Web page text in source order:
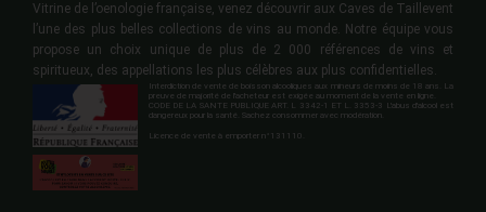
Vitrine de l’oenologie française, venez découvrir aux Caves de Taillevent
l’une des plus belles collections de vins au monde. Notre équipe vous
propose un choix unique de plus de 2 000 références de vins et
spiritueux, des appellations les plus célèbres aux plus confidentielles.
Interdiction de vente de boisson alcooliques aux mineurs de moins de 18 ans. La
preuve de majorité de l'acheteur est exigée au moment de la vente en ligne.
CODE DE LA SANTE PUBLIQUE ART. L 3342-1 ET L. 3353-3 L'abus d'alcool est
dangereux pour la santé. Sachez consommer avec modération.
Licence de vente à emporter n°131110.